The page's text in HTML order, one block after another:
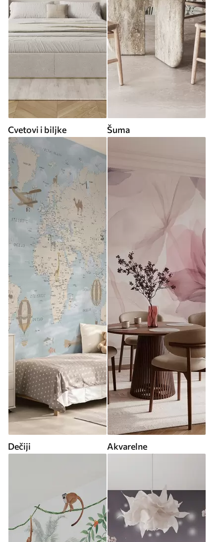
Cvetovi i biljke Šuma
Dečiji Akvarelne